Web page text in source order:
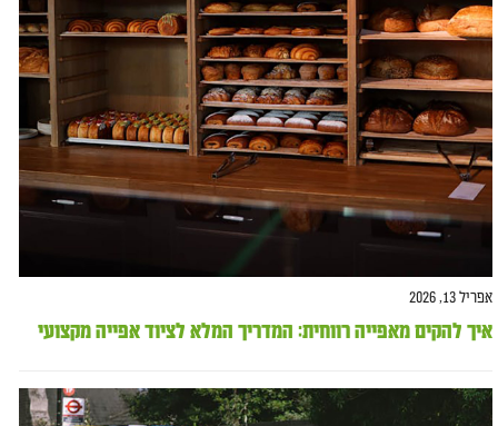
אפריל 13, 2026
איך להקים מאפייה רווחית: המדריך המלא לציוד אפייה מקצועי